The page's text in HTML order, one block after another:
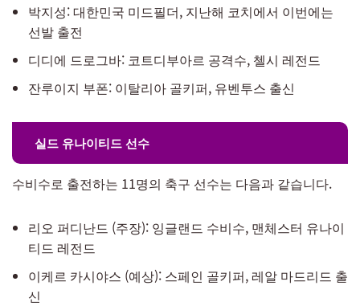
박지성: 대한민국 미드필더, 지난해 코치에서 이번에는
선발 출전
디디에 드로그바: 코트디부아르 공격수, 첼시 레전드
잔루이지 부폰: 이탈리아 골키퍼, 유벤투스 출신
실드 유나이티드 선수
수비수로 출전하는 11명의 축구 선수는 다음과 같습니다.
리오 퍼디난드 (주장): 잉글랜드 수비수, 맨체스터 유나이
티드 레전드
이케르 카시야스 (예상): 스페인 골키퍼, 레알 마드리드 출
신